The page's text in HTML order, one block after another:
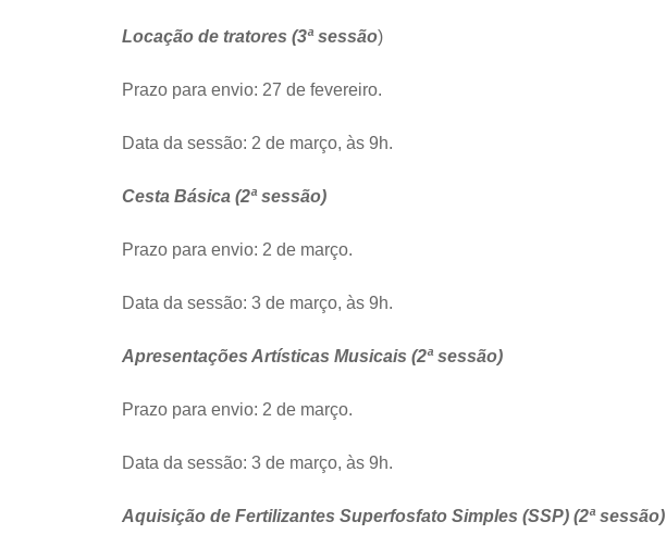
Locação de tratores (3ª sessão)
Prazo para envio: 27 de fevereiro.
Data da sessão: 2 de março, às 9h.
Cesta Básica (2ª sessão)
Prazo para envio: 2 de março.
Data da sessão: 3 de março, às 9h.
Apresentações Artísticas Musicais (2ª sessão)
Prazo para envio: 2 de março.
Data da sessão: 3 de março, às 9h.
Aquisição de Fertilizantes Superfosfato Simples (SSP) (2ª sessão)